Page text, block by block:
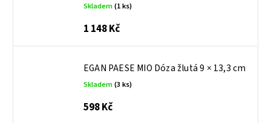
Skladem(1 ks)
1 148 Kč
EGAN PAESE MIO Dóza žlutá 9 × 13,3 cm
Skladem(3 ks)
598 Kč